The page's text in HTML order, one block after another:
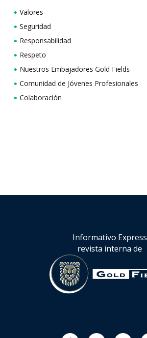
Valores
Seguridad
Responsabilidad
Respeto
Nuestros Embajadores Gold Fields
Comunidad de Jóvenes Profesionales
Colaboración
Informativo Express
revista interna de